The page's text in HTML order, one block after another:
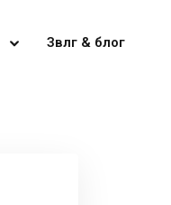
Зөвлөгөө & блог